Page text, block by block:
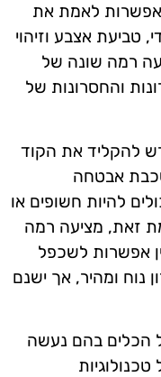
לאמת את
טביעת אצבע וזיהוי
רמה שונה של
והחסרונות של
להקליד את הקוד
אבטחה
להיות חשופים או
זאת, מציעה רמה
אפשרות לשכפל
נוח ומהיר, אך ישנם
הכלים בהם נעשה